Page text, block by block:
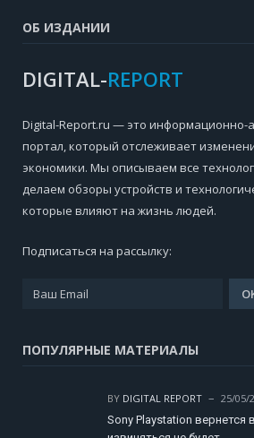
ОБ ИЗДАНИИ
DIGITAL-REPORT
Digital-Report.ru — это информационно-
портал, который отслеживает
экономики. Мы описываем все
делаем обзоры устройств и
которые влияют на жизнь людей.
Подписаться на рассылку:
ПОПУЛЯРНЫЕ МАТЕРИАЛЫ
BY DIGITAL REPORT
25/05/
Sony Playstation вернется